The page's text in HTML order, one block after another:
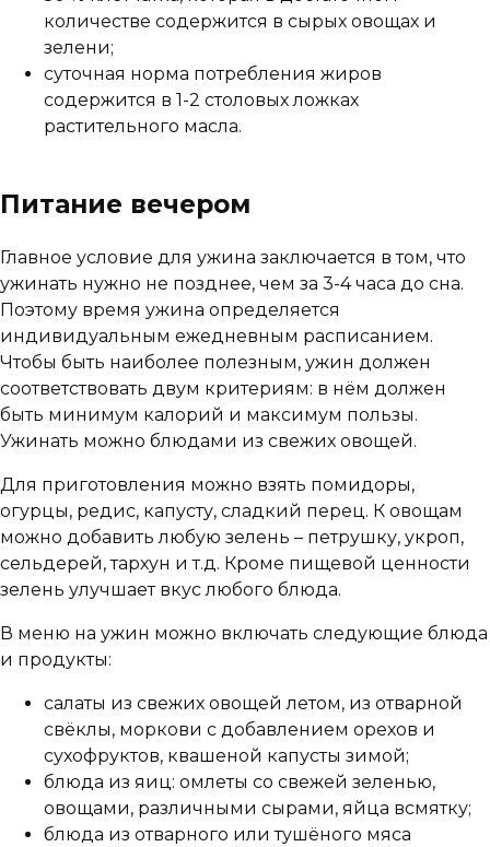
количестве содержится в сырых овощах и
зелени;
суточная норма потребления жиров
содержится в 1-2 столовых ложках
растительного масла.
Питание вечером
Главное условие для ужина заключается в том, что
ужинать нужно не позднее, чем за 3-4 часа до сна.
Поэтому время ужина определяется
индивидуальным ежедневным расписанием.
Чтобы быть наиболее полезным, ужин должен
соответствовать двум критериям: в нём должен
быть минимум калорий и максимум пользы.
Ужинать можно блюдами из свежих овощей.
Для приготовления можно взять помидоры,
огурцы, редис, капусту, сладкий перец. К овощам
можно добавить любую зелень – петрушку, укроп,
сельдерей, тархун и т.д. Кроме пищевой ценности
зелень улучшает вкус любого блюда.
В меню на ужин можно включать следующие блюда
и продукты:
салаты из свежих овощей летом, из отварной
свёклы, моркови с добавлением орехов и
сухофруктов, квашеной капусты зимой;
блюда из яиц: омлеты со свежей зеленью,
овощами, различными сырами, яйца всмятку;
блюда из отварного или тушёного мяса